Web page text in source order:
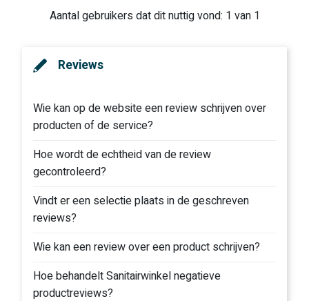
Reviews
Wie kan op de website een review schrijven over
producten of de service?
Hoe wordt de echtheid van de review
gecontroleerd?
Vindt er een selectie plaats in de geschreven
reviews?
Wie kan een review over een product schrijven?
Hoe behandelt Sanitairwinkel negatieve
productreviews?
Aantal gebruikers dat dit nuttig vond: 1 van 1